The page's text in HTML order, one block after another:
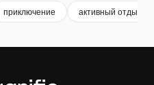
приключение активный отдых